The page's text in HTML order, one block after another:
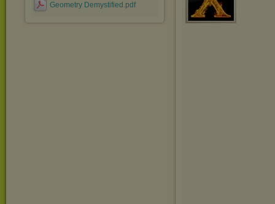
Geometry Demystified.pdf